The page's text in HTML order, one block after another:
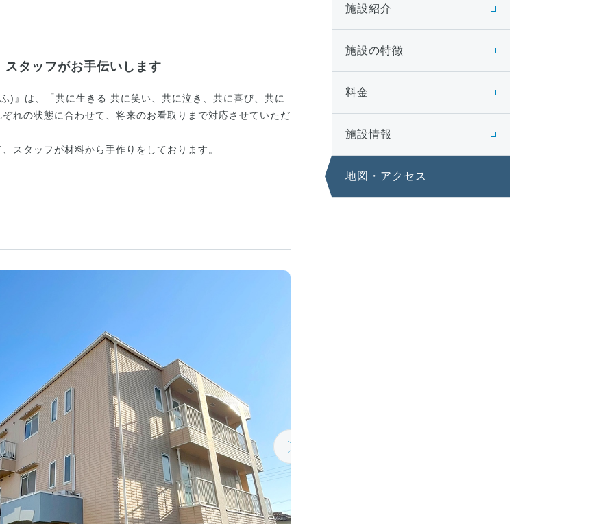
タッフがお手伝いします
)』は、「共に生きる 共に笑い、共に泣き、共に喜び、共に
れの状態に合わせて、将来のお看取りまで対応させていただ
スタッフが材料から手作りをしております。
施設紹介
施設の特徴
料金
施設情報
地図・アクセス